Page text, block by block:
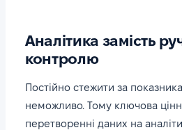
Аналітика замість
контролю
Постійно стежити за
неможливо. Тому ключова
перетворенні даних на